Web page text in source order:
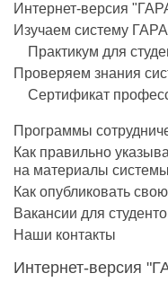
Интернет-версия
Изучаем систему
Практикум для
Проверяем знания
Сертификат
Программы
Как правильно
на материалы
Как опубликовать
Вакансии для
Наши контакты
Интернет-версия